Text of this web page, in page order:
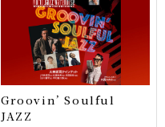
Groovin’ Soulful
JAZZ